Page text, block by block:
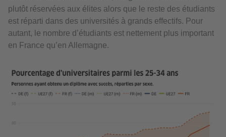
plutôt réservées aux élites alors que le reste des étudiants
est réparti dans des universités à grands effectifs. Pour
autant, le nombre d’étudiants est nettement plus important
en France qu’en Allemagne.